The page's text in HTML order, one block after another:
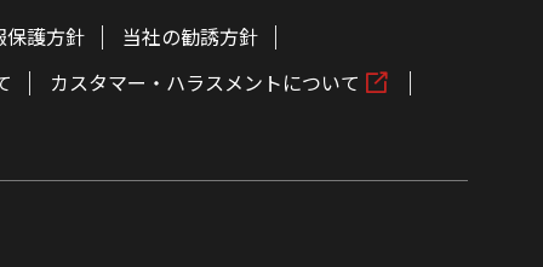
保護方針
当社の勧誘方針
カスタマー・ハラスメントについて